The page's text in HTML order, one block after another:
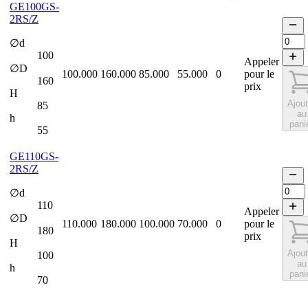
GE100GS-
2RS/Z
∅d
100
∅D
160
H
85
h
55
100.000 160.000 85.000 55.000 0
Appeler
pour le
prix
au
GE110GS-
2RS/Z
∅d
110
∅D
180
H
100
h
70
110.000 180.000 100.000 70.000 0
Appeler
pour le
prix
au